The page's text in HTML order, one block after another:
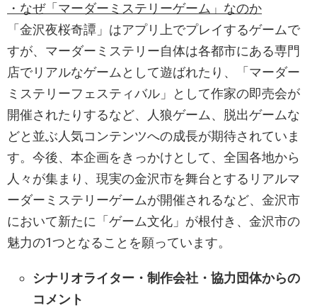
・なぜ「マーダーミステリーゲーム」なのか
「金沢夜桜奇譚」はアプリ上でプレイするゲームで
すが、マーダーミステリー自体は各都市にある専門
店でリアルなゲームとして遊ばれたり、「マーダー
ミステリーフェスティバル」として作家の即売会が
開催されたりするなど、人狼ゲーム、脱出ゲームな
どと並ぶ人気コンテンツへの成長が期待されていま
す。今後、本企画をきっかけとして、全国各地から
人々が集まり、現実の金沢市を舞台とするリアルマ
ーダーミステリーゲームが開催されるなど、金沢市
において新たに「ゲーム文化」が根付き、金沢市の
魅力の1つとなることを願っています。
シナリオライター・制作会社・協力団体からの
コメント